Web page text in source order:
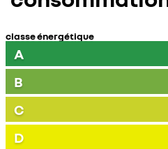
classe énergétique
A
B
C
D